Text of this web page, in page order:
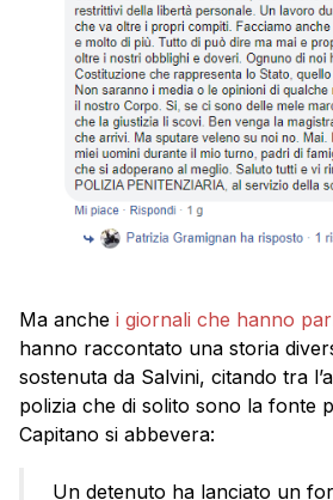
Ma anche i giornali che hanno
hanno raccontato una storia
sostenuta da Salvini, citando tra
polizia che di solito sono la fonte
Capitano si abbevera:
Un detenuto ha lanciato un